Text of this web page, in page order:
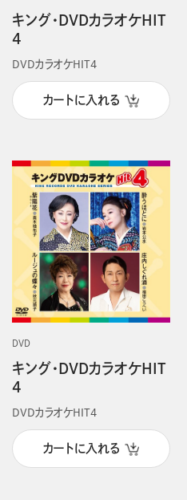
キング・DVDカラオケHIT
4
DVDカラオケHIT4
カートに入れる
DVD
キング・DVDカラオケHIT
4
DVDカラオケHIT4
カートに入れる